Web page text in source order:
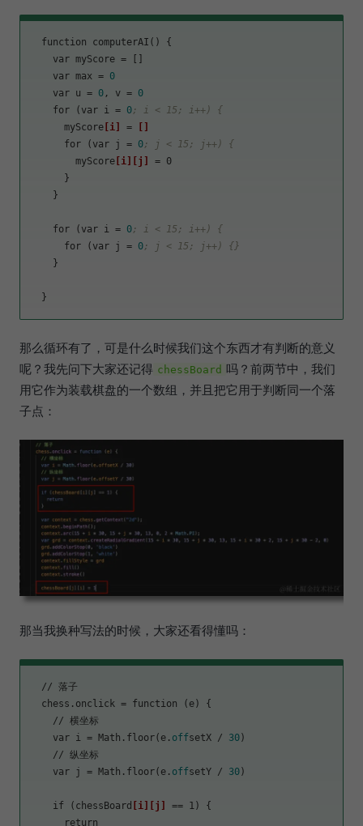
  function computerAI() {
    var
myScore = []
    var
max = 0
    var
u = 0 , v = 0
    for (var
i = 0; i < 15; i++) {
      myScore
[i] =
[]
      for (var
j = 0; j < 15; j++) {
        myScore
[i] [j]
= 0
      }
    }
    for (var
i = 0; i < 15; i++) {
      for (var
j = 0; j < 15; j++) {}
    }
那么循环有了，可是什么时候我们这个东西才有判断的意义
呢？我先问下大家还记得 chessBoard 吗？前两节中，我们
用它作为装载棋盘的一个数组，并且把它用于判断同一个落
子点：
那当我换种写法的时候，大家还看得懂吗：
  // 落子
chess.onclick = function (e) {
    // 横坐标
    var
i = Math.floor(e. offsetX / 30)
    // 纵坐标
    var
j = Math.floor(e. offsetY / 30)
    if (chessBoard
[i] [j]
== 1) {
      return